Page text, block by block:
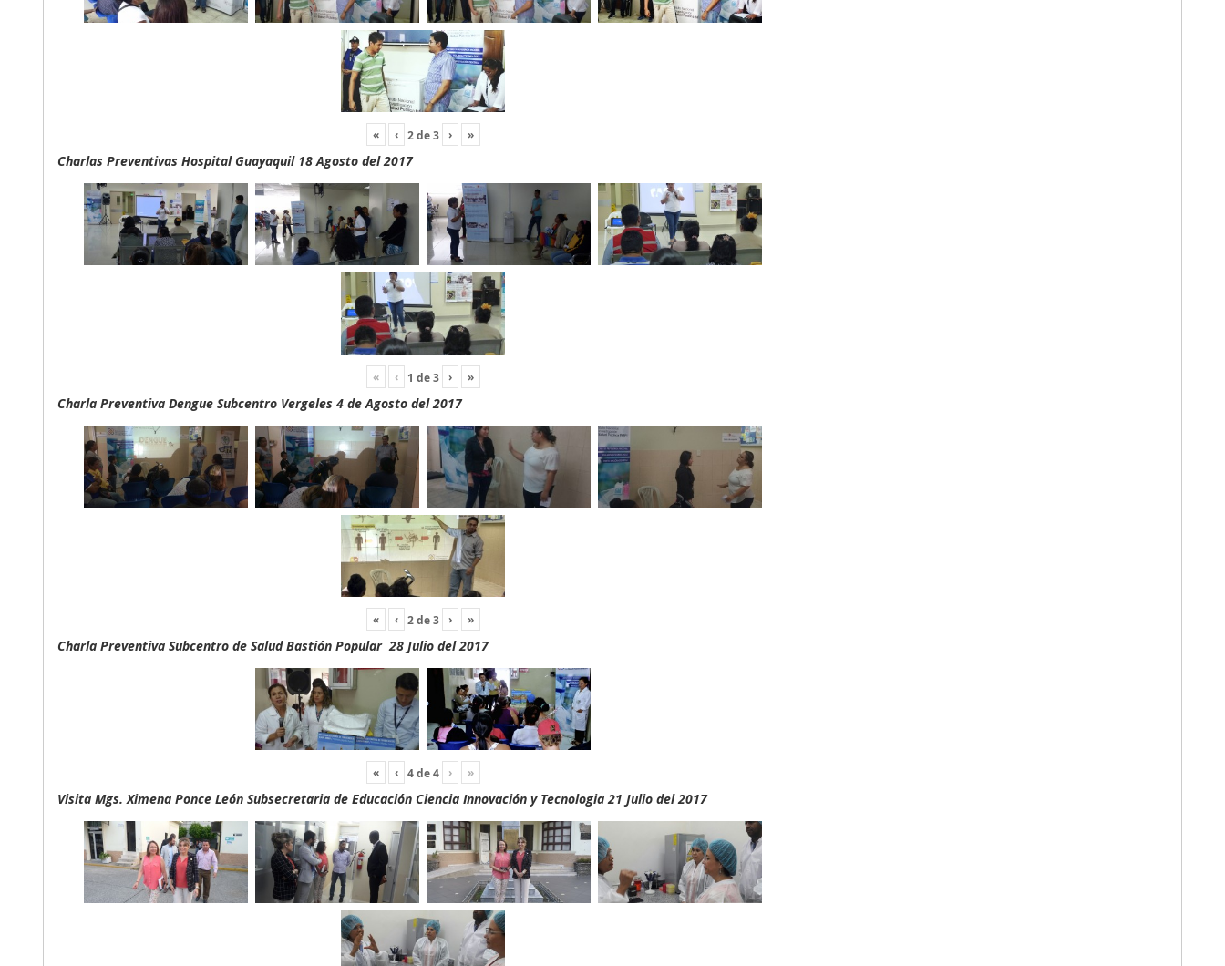
« ‹ 2de3 › »
Charlas Preventivas Hospital Guayaquil 18 Agosto del 2017
« ‹ 1 de3 › »
Charla Preventiva Dengue Subcentro Vergeles 4 de Agosto del 2017
« ‹ 2de3 › »
Charla Preventiva Subcentro de Salud Bastión Popular 28 Julio del 2017
« ‹ 4de4 › »
Visita Mgs. Ximena Ponce León Subsecretaria de Educación Ciencia Innovación y Tecnologia 21 Julio del 2017